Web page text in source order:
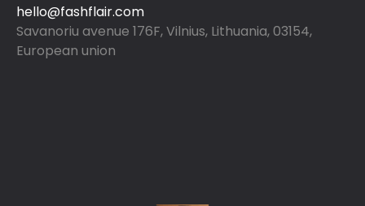
hello@fashflair.com
Savanoriu avenue 176F, Vilnius, Lithuania, 03154,
European union